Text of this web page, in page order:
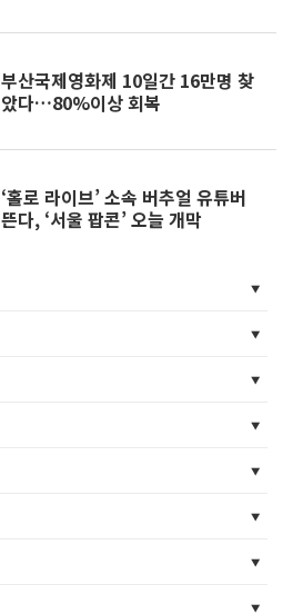
부산국제영화제 10일간 16만명 찾
았다…80%이상 회복
‘홀로 라이브’ 소속 버추얼 유튜버
뜬다, ‘서울 팝콘’ 오늘 개막